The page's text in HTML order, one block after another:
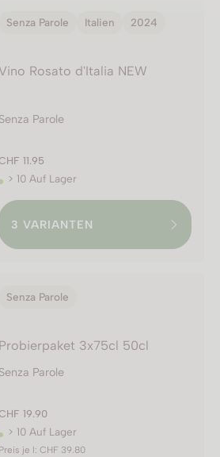
Senza Parole Italien 2024
Vino Rosato d'Italia NEW
Senza Parole
11.95
> 10 Auf Lager
3 VARIANTEN
Senza Parole
Probierpaket 3x75cl 50cl
Senza Parole
19.90
> 10 Auf Lager
Preis je l: CHF 39.80